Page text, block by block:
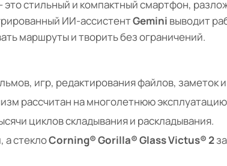
стильный и компактный смартфон,
ИИ-ассистентGemini выводит
маршруты и творить без ограничений.
игр, редактирования файлов, заметок
рассчитан на многолетнюю
циклов складывания и раскладывания.
а стеклоCorning® Gorilla® Glass Victus® 2